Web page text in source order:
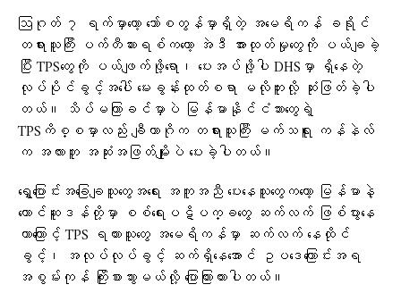
ဩဂုတ် ၇ ရက်မှာတော့ ဘော်စတွန်မှာရှိတဲ့ အမေရိကန် ခရိုင်
တရားသူကြီး ပက်တီဆားရစ်ကတော့ အဲဒီ အားထုတ်မှုတွေကို ပယ်ချခဲ့
ပြီး TPSတွေကို ပယ်ဖျက်ဖို့ရော၊ ပေးအပ်ဖို့ပါ DHSမှာ ရှိနေတဲ့
လုပ်ပိုင်ခွင့်အပေါ် မေးခွန်းထုတ်စရာ မလိုဘူးလို့ ဆုံးဖြတ်ခဲ့ပါ
တယ်။ သိပ်မကြာခင်မှာပဲ မြန်မာနိုင်ငံသားတွေရဲ့
TPSကိစ္စမှာလည်း ချီကာဂိုက တရားသူကြီး မက်သရူး ကန်နဲလ်
က အလားတူ အဆုံးအဖြတ်မျိုးပဲ ပေးခဲ့ပါတယ်။
ရွှေ့ပြောင်းအခြေချသူတွေအရေး အကူအညီ ပေးနေသူတွေကတော့ မြန်မာနဲ့
တောင်ဆူဒန်တို့မှာ စစ်ရေးပဋိပက္ခတွေ ဆက်လက် ဖြစ်ပွားနေ
တာကြောင့် TPS ရထားသူတွေ အမေရိကန်မှာ ဆက်လက် နေထိုင်
ခွင့်၊ အလုပ်လုပ်ခွင့် ဆက်ရှိနေအောင် ဥပဒေကြောင်းအရ
အစွမ်းကုန် ကြိုးစားသွားမယ်လို့ ပြောကြားထားပါတယ်။